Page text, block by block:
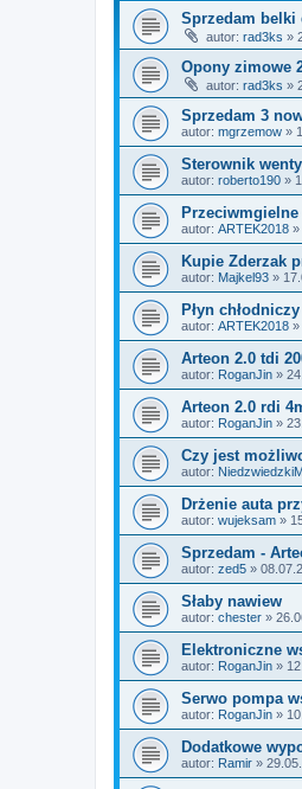
Sprzedam belki
autor: rad3ks »
Opony zimowe
autor: rad3ks »
Sprzedam 3
autor: mgrzemow »
Sterownik
autor: roberto190 »
Przeciwmgielne
autor: ARTEK2018 »
Kupie Zderzak
autor: Majkel93 »
Płyn
autor: ARTEK2018 »
Arteon 2.0 tdi
autor: RoganJin »
Arteon 2.0 rdi
autor: RoganJin »
Czy jest
autor:
Drżenie auta
autor: wujeksam »
Sprzedam -
autor: zed5 »
Słaby nawiew
autor: chester »
Elektroniczne
autor: RoganJin »
Serwo pompa
autor: RoganJin »
Dodatkowe
autor: Ramir »